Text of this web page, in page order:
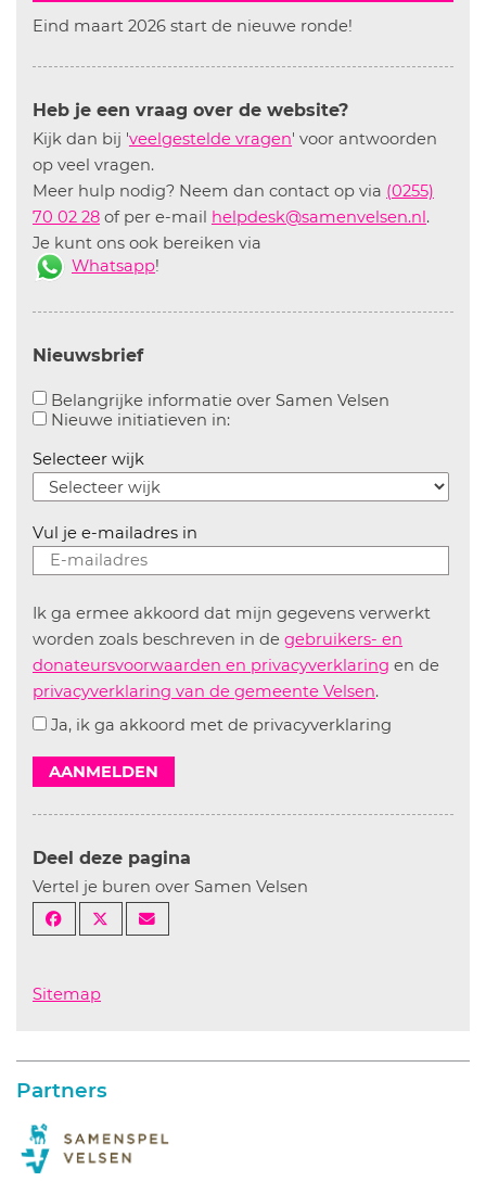
Eind maart 2026 start de nieuwe ronde!
Heb je een vraag over de website?
Kijk dan bij 'veelgestelde vragen' voor antwoorden
op veel vragen.
Meer hulp nodig? Neem dan contact op via (0255)
70 02 28 of per e-mail helpdesk@samenvelsen.nl.
Je kunt ons ook bereiken via
Whatsapp!
Nieuwsbrief
Belangrijke informatie over Samen Velsen
Nieuwe initiatieven in:Aanvinken om informatie over
Selecteer wijk
Vul je e-mailadres in
Ik ga ermee akkoord dat mijn gegevens verwerkt
worden zoals beschreven in de gebruikers- en
donateursvoorwaarden en privacyverklaring en de
privacyverklaring van de gemeente Velsen.
Ja, ik ga akkoord met de privacyverklaring
AANMELDEN
Deel deze pagina
Vertel je buren over Samen Velsen
Sitemap
Partners